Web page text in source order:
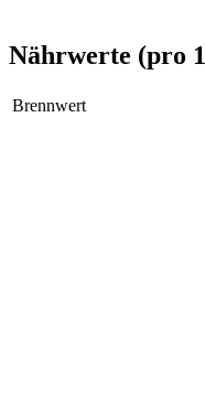
Nährwerte (pro
Brennwert